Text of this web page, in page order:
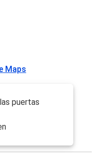
Maps
puertas